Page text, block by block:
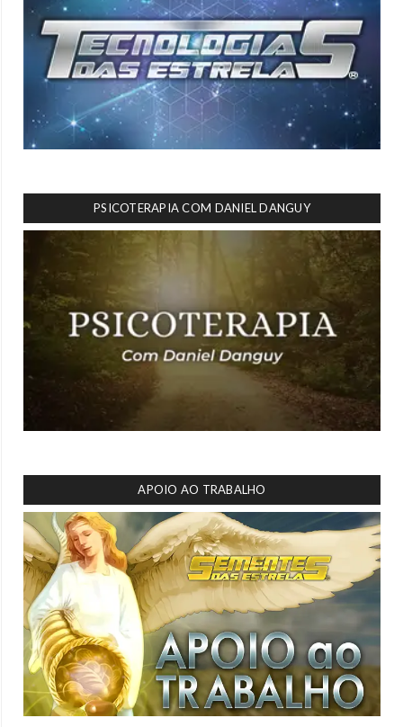
PSICOTERAPIA COM DANIEL DANGUY
APOIO AO TRABALHO